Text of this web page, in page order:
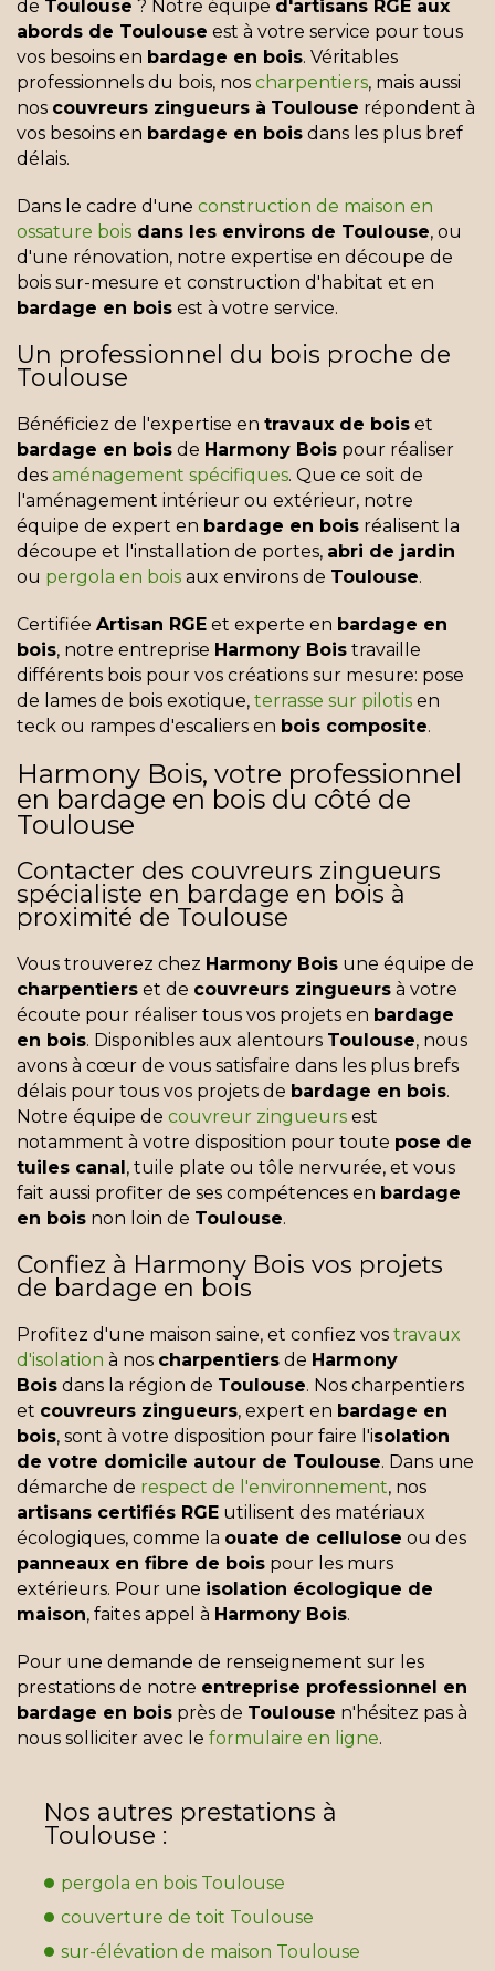
de Toulouse ? Notre équipe d'artisans RGE aux
abords de Toulouse est à votre service pour tous
vos besoins en bardage en bois. Véritables
professionnels du bois, nos charpentiers, mais aussi
nos couvreurs zingueurs à Toulouse répondent à
vos besoins en bardage en bois dans les plus bref
délais.
Dans le cadre d'une construction de maison en
ossature bois dans les environs de Toulouse, ou
d'une rénovation, notre expertise en découpe de
bois sur-mesure et construction d'habitat et en
bardage en bois est à votre service.
Un professionnel du bois proche de
Toulouse
Bénéficiez de l'expertise en travaux de bois et
bardage en bois de Harmony Bois pour réaliser
des aménagement spécifiques. Que ce soit de
l'aménagement intérieur ou extérieur, notre
équipe de expert en bardage en bois réalisent la
découpe et l'installation de portes, abri de jardin
ou pergola en bois aux environs de Toulouse.
Certifiée Artisan RGE et experte en bardage en
bois, notre entreprise Harmony Bois travaille
différents bois pour vos créations sur mesure: pose
de lames de bois exotique, terrasse sur pilotis en
teck ou rampes d'escaliers en bois composite.
Harmony Bois, votre professionnel
en bardage en bois du côté de
Toulouse
Contacter des couvreurs zingueurs
spécialiste en bardage en bois à
proximité de Toulouse
Vous trouverez chez Harmony Bois une équipe de
charpentiers et de couvreurs zingueurs à votre
écoute pour réaliser tous vos projets en bardage
en bois. Disponibles aux alentours Toulouse, nous
avons à cœur de vous satisfaire dans les plus brefs
délais pour tous vos projets de bardage en bois.
Notre équipe de couvreur zingueurs est
notamment à votre disposition pour toute pose de
tuiles canal , tuile plate ou tôle nervurée, et vous
fait aussi profiter de ses compétences en bardage
en bois non loin de Toulouse.
Confiez à Harmony Bois vos projets
de bardage en bois
Profitez d'une maison saine, et confiez vos travaux
d'isolation à nos charpentiers de Harmony
Bois dans la région de Toulouse. Nos charpentiers
et couvreurs zingueurs, expert en bardage en
bois, sont à votre disposition pour faire l'isolation
de votre domicile autour de Toulouse. Dans une
démarche de respect de l'environnement, nos
artisans certifiés RGE utilisent des matériaux
écologiques, comme la ouate de cellulose ou des
panneaux en fibre de bois pour les murs
extérieurs. Pour une isolation écologique de
maison, faites appel à Harmony Bois.
Pour une demande de renseignement sur les
prestations de notre entreprise professionnel en
bardage en bois près de Toulouse n'hésitez pas à
nous solliciter avec le formulaire en ligne.
Nos autres prestations à
Toulouse :
pergola en bois Toulouse
couverture de toit Toulouse
sur-élévation de maison Toulouse